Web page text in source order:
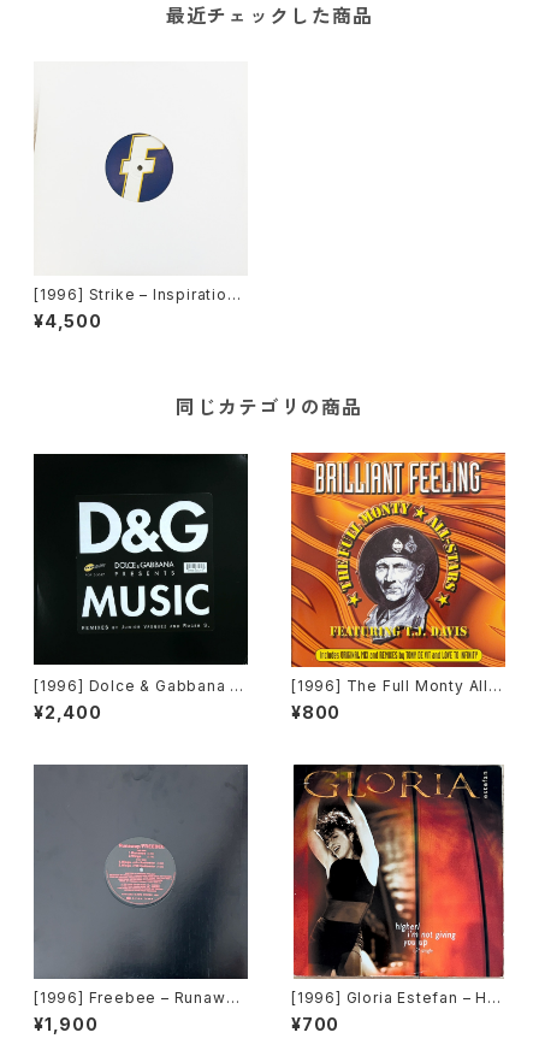
最近チェックした商品
[1996] Strike – Inspiration
[Fresh][PROMO]
¥4,500
同じカテゴリの商品
[1996] Dolce & Gabbana –
Music [Popular Records]
¥2,400
[1996] The Full Monty All-
Stars Featuring T.J. Davis
– Brilliant Feeling [BMG]
¥800
[1996] Freebee – Runaway
/ Wings [Avex Trax]
¥1,900
[1996] Gloria Estefan – Hig
her / I'm Not Giving You Up
[Epic]
¥700